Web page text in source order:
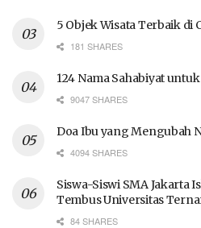
5 Objek Wisata Terbaik di
181 SHARES
124 Nama Sahabiyat
9047 SHARES
Doa Ibu yang Mengubah
4094 SHARES
Siswa-Siswi SMA Jakarta
Tembus Universitas
84 SHARES